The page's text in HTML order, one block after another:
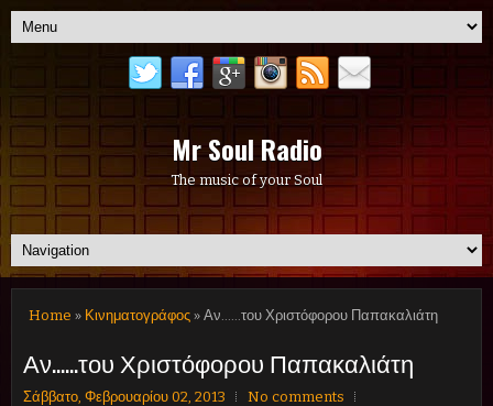
Mr Soul Radio
The music of your Soul
Home » Κινηματογράφος » Αν......του Χριστόφορου Παπακαλιάτη
Αν......του Χριστόφορου Παπακαλιάτη
Σάββατο, Φεβρουαρίου 02, 2013
No comments